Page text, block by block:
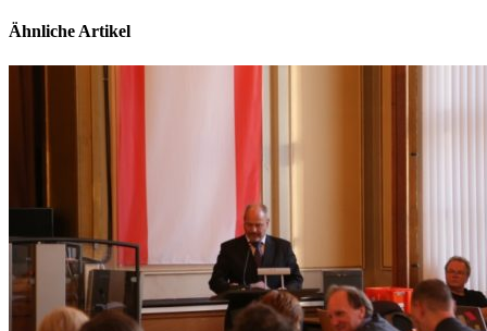
Ähnliche Artikel